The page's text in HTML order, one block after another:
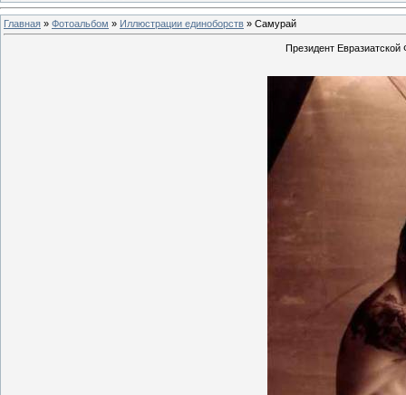
Главная » Фотоальбом » Иллюстрации единоборств » Самурай
Президент